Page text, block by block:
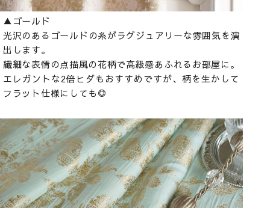
▲ゴールド
光沢のあるゴールドの糸がラグジュアリーな雰囲気を演
出します。
繊細な表情の点描風の花柄で高級感あふれるお部屋に。
エレガントな2倍ヒダもおすすめですが、柄を生かして
フラット仕様にしても◎